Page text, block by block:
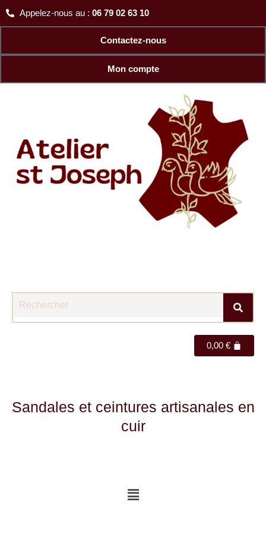
Appelez-nous au : 06 79 02 63 10
Contactez-nous
Mon compte
0,00 €
Sandales et ceintures artisanales en
cuir
Menu
popularité